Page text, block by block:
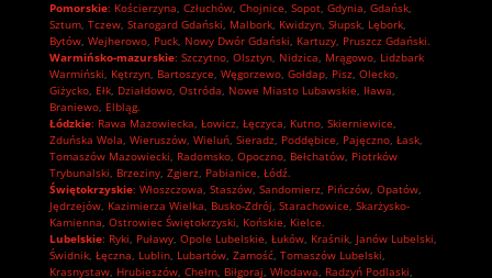
Pomorskie: Kościerzyna, Człuchów, Chojnice, Sopot, Gdynia, Gdańsk,
Sztum, Tczew, Starogard Gdański, Malbork, Kwidzyn, Słupsk, Lębork,
Bytów, Wejherowo, Puck, Nowy Dwór Gdański, Kartuzy, Pruszcz Gdański.
Warmińsko-mazurskie: Szczytno, Olsztyn, Nidzica, Mrągowo, Lidzbark
Warmiński, Kętrzyn, Bartoszyce, Węgorzewo, Gołdap, Pisz, Olecko,
Giżycko, Ełk, Działdowo, Ostróda, Nowe Miasto Lubawskie, Iława,
Braniewo, Elbląg.
Łódzkie: Rawa Mazowiecka, Łowicz, Łęczyca, Kutno, Skierniewice,
Zduńska Wola, Wieruszów, Wieluń, Sieradz, Poddębice, Pajęczno, Łask,
Tomaszów Mazowiecki, Radomsko, Opoczno, Bełchatów, Piotrków
Trybunalski, Brzeziny, Zgierz, Pabianice, Łódź.
Świętokrzyskie: Włoszczowa, Staszów, Sandomierz, Pińczów, Opatów,
Jędrzejów, Kazimierza Wielka, Busko-Zdrój, Starachowice, Skarżysko-
Kamienna, Ostrowiec Świętokrzyski, Końskie, Kielce.
Lubelskie: Ryki, Puławy, Opole Lubelskie, Łuków, Kraśnik, Janów Lubelski,
Świdnik, Łęczna, Lublin, Lubartów, Zamość, Tomaszów Lubelski,
Krasnystaw, Hrubieszów, Chełm, Biłgoraj, Włodawa, Radzyń Podlaski,